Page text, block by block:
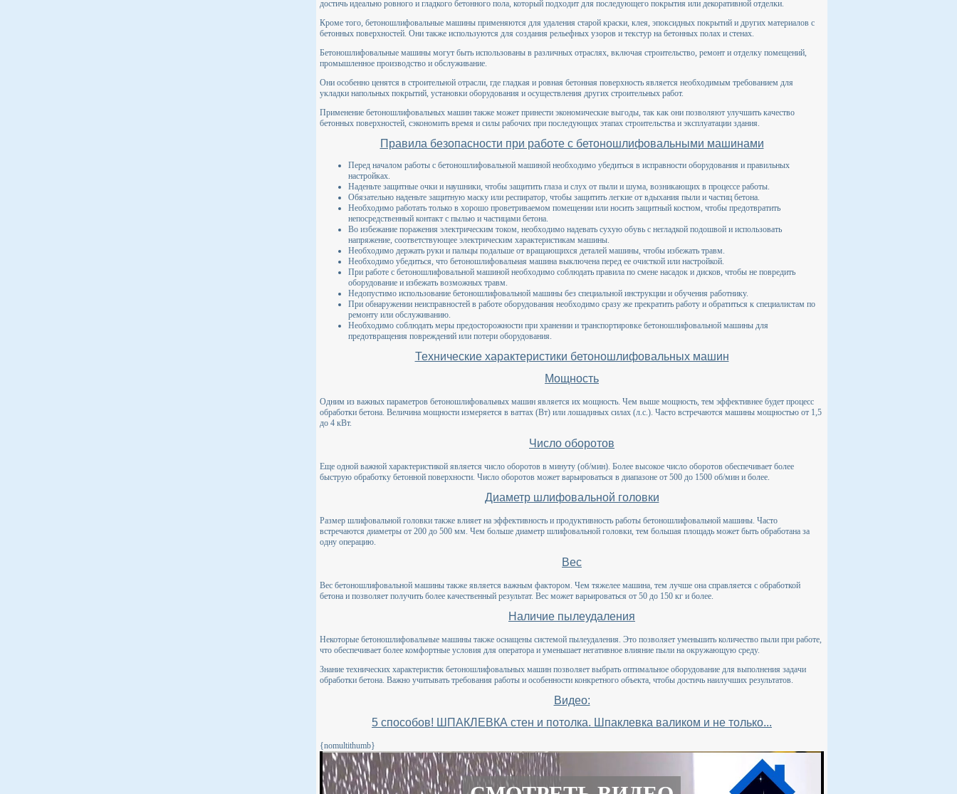
достичь идеально ровного и гладкого бетонного пола, который подходит для последующего покрытия или декоративной отделки.
Кроме того, бетоношлифовальные машины применяются для удаления старой краски, клея, эпоксидных покрытий и других материалов с
бетонных поверхностей. Они также используются для создания рельефных узоров и текстур на бетонных полах и стенах.
Бетоношлифовальные машины могут быть использованы в различных отраслях, включая строительство, ремонт и отделку помещений,
промышленное производство и обслуживание.
Они особенно ценятся в строительной отрасли, где гладкая и ровная бетонная поверхность является необходимым требованием для
укладки напольных покрытий, установки оборудования и осуществления других строительных работ.
Применение бетоношлифовальных машин также может принести экономические выгоды, так как они позволяют улучшить качество
бетонных поверхностей, сэкономить время и силы рабочих при последующих этапах строительства и эксплуатации здания.
Правила безопасности при работе с бетоношлифовальными машинами
Перед началом работы с бетоношлифовальной машиной необходимо убедиться в исправности оборудования и правильных
настройках.
Наденьте защитные очки и наушники, чтобы защитить глаза и слух от пыли и шума, возникающих в процессе работы.
Обязательно наденьте защитную маску или респиратор, чтобы защитить легкие от вдыхания пыли и частиц бетона.
Необходимо работать только в хорошо проветриваемом помещении или носить защитный костюм, чтобы предотвратить
непосредственный контакт с пылью и частицами бетона.
Во избежание поражения электрическим током, необходимо надевать сухую обувь с негладкой подошвой и использовать
напряжение, соответствующее электрическим характеристикам машины.
Необходимо держать руки и пальцы подальше от вращающихся деталей машины, чтобы избежать травм.
Необходимо убедиться, что бетоношлифовальная машина выключена перед ее очисткой или настройкой.
При работе с бетоношлифовальной машиной необходимо соблюдать правила по смене насадок и дисков, чтобы не повредить
оборудование и избежать возможных травм.
Недопустимо использование бетоношлифовальной машины без специальной инструкции и обучения работнику.
При обнаружении неисправностей в работе оборудования необходимо сразу же прекратить работу и обратиться к специалистам по
ремонту или обслуживанию.
Необходимо соблюдать меры предосторожности при хранении и транспортировке бетоношлифовальной машины для
предотвращения повреждений или потери оборудования.
Технические характеристики бетоношлифовальных машин
Мощность
Одним из важных параметров бетоношлифовальных машин является их мощность. Чем выше мощность, тем эффективнее будет процесс
обработки бетона. Величина мощности измеряется в ваттах (Вт) или лошадиных силах (л.с.). Часто встречаются машины мощностью от 1,5
до 4 кВт.
Число оборотов
Еще одной важной характеристикой является число оборотов в минуту (об/мин). Более высокое число оборотов обеспечивает более
быструю обработку бетонной поверхности. Число оборотов может варьироваться в диапазоне от 500 до 1500 об/мин и более.
Диаметр шлифовальной головки
Размер шлифовальной головки также влияет на эффективность и продуктивность работы бетоношлифовальной машины. Часто
встречаются диаметры от 200 до 500 мм. Чем больше диаметр шлифовальной головки, тем большая площадь может быть обработана за
одну операцию.
Вес
Вес бетоношлифовальной машины также является важным фактором. Чем тяжелее машина, тем лучше она справляется с обработкой
бетона и позволяет получить более качественный результат. Вес может варьироваться от 50 до 150 кг и более.
Наличие пылеудаления
Некоторые бетоношлифовальные машины также оснащены системой пылеудаления. Это позволяет уменьшить количество пыли при работе,
что обеспечивает более комфортные условия для оператора и уменьшает негативное влияние пыли на окружающую среду.
Знание технических характеристик бетоношлифовальных машин позволяет выбрать оптимальное оборудование для выполнения задачи
обработки бетона. Важно учитывать требования работы и особенности конкретного объекта, чтобы достичь наилучших результатов.
Видео:
5 способов! ШПАКЛЕВКА стен и потолка. Шпаклевка валиком и не только...
{nomultithumb}